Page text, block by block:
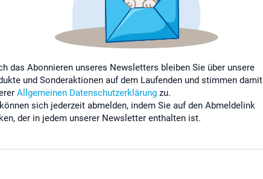
das Abonnieren unseres Newsletters bleiben Sie über unsere
und Sonderaktionen auf dem Laufenden und stimmen damit
Allgemeinen Datenschutzerklärung zu.
sich jederzeit abmelden, indem Sie auf den Abmeldelink
der in jedem unserer Newsletter enthalten ist.